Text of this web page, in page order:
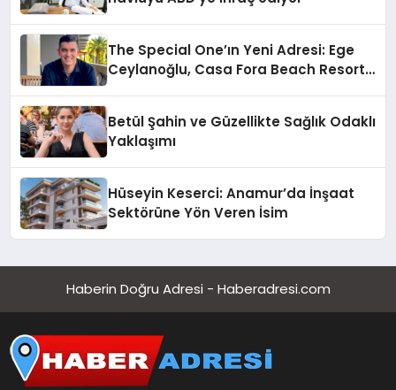
The Special One’ın Yeni Adresi: Ege
Ceylanoğlu, Casa Fora Beach Resort
Betül Şahin ve Güzellikte Sağlık Odaklı
Yaklaşımı
Hüseyin Keserci: Anamur’da İnşaat
Sektörüne Yön Veren İsim
Haberin Doğru Adresi - Haberadresi.com